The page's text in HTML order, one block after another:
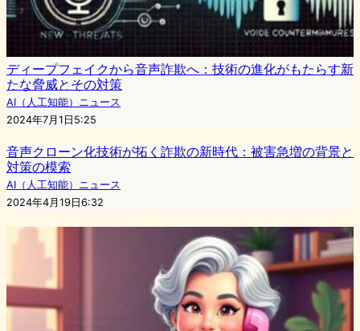
ディープフェイクから音声詐欺へ：技術の進化がもたらす新
たな脅威とその対策
AI（人工知能）ニュース
2024年7月1日5:25
音声クローン化技術が拓く詐欺の新時代：被害急増の背景と
対策の模索
AI（人工知能）ニュース
2024年4月19日6:32